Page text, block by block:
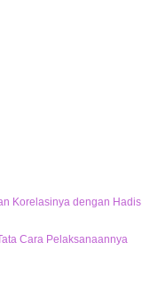
Korelasinya dengan Hadis
Cara Pelaksanaannya